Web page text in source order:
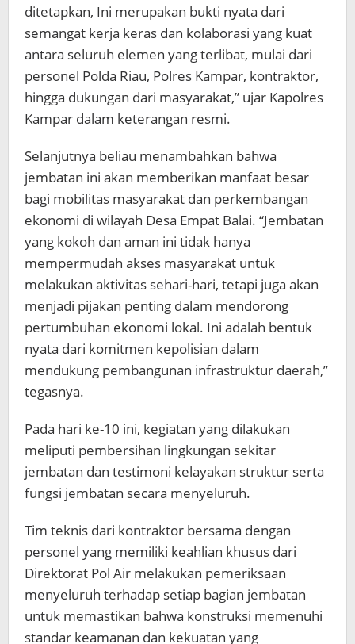
ditetapkan, Ini merupakan bukti nyata dari
semangat kerja keras dan kolaborasi yang kuat
antara seluruh elemen yang terlibat, mulai dari
personel Polda Riau, Polres Kampar, kontraktor,
hingga dukungan dari masyarakat,” ujar Kapolres
Kampar dalam keterangan resmi.
Selanjutnya beliau menambahkan bahwa
jembatan ini akan memberikan manfaat besar
bagi mobilitas masyarakat dan perkembangan
ekonomi di wilayah Desa Empat Balai. “Jembatan
yang kokoh dan aman ini tidak hanya
mempermudah akses masyarakat untuk
melakukan aktivitas sehari-hari, tetapi juga akan
menjadi pijakan penting dalam mendorong
pertumbuhan ekonomi lokal. Ini adalah bentuk
nyata dari komitmen kepolisian dalam
mendukung pembangunan infrastruktur daerah,”
tegasnya.
Pada hari ke-10 ini, kegiatan yang dilakukan
meliputi pembersihan lingkungan sekitar
jembatan dan testimoni kelayakan struktur serta
fungsi jembatan secara menyeluruh.
Tim teknis dari kontraktor bersama dengan
personel yang memiliki keahlian khusus dari
Direktorat Pol Air melakukan pemeriksaan
menyeluruh terhadap setiap bagian jembatan
untuk memastikan bahwa konstruksi memenuhi
standar keamanan dan kekuatan yang